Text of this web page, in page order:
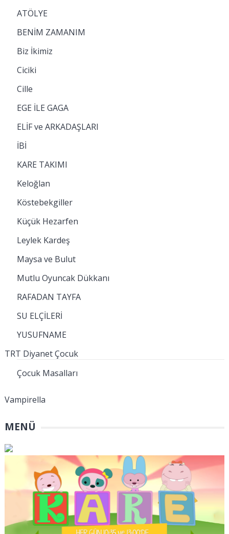
ATÖLYE
BENİM ZAMANIM
Biz İkimiz
Ciciki
Cille
EGE İLE GAGA
ELİF ve ARKADAŞLARI
İBİ
KARE TAKIMI
Keloğlan
Köstebekgiller
Küçük Hezarfen
Leylek Kardeş
Maysa ve Bulut
Mutlu Oyuncak Dükkanı
RAFADAN TAYFA
SU ELÇİLERİ
YUSUFNAME
TRT Diyanet Çocuk
Çocuk Masalları
Vampirella
MENÜ